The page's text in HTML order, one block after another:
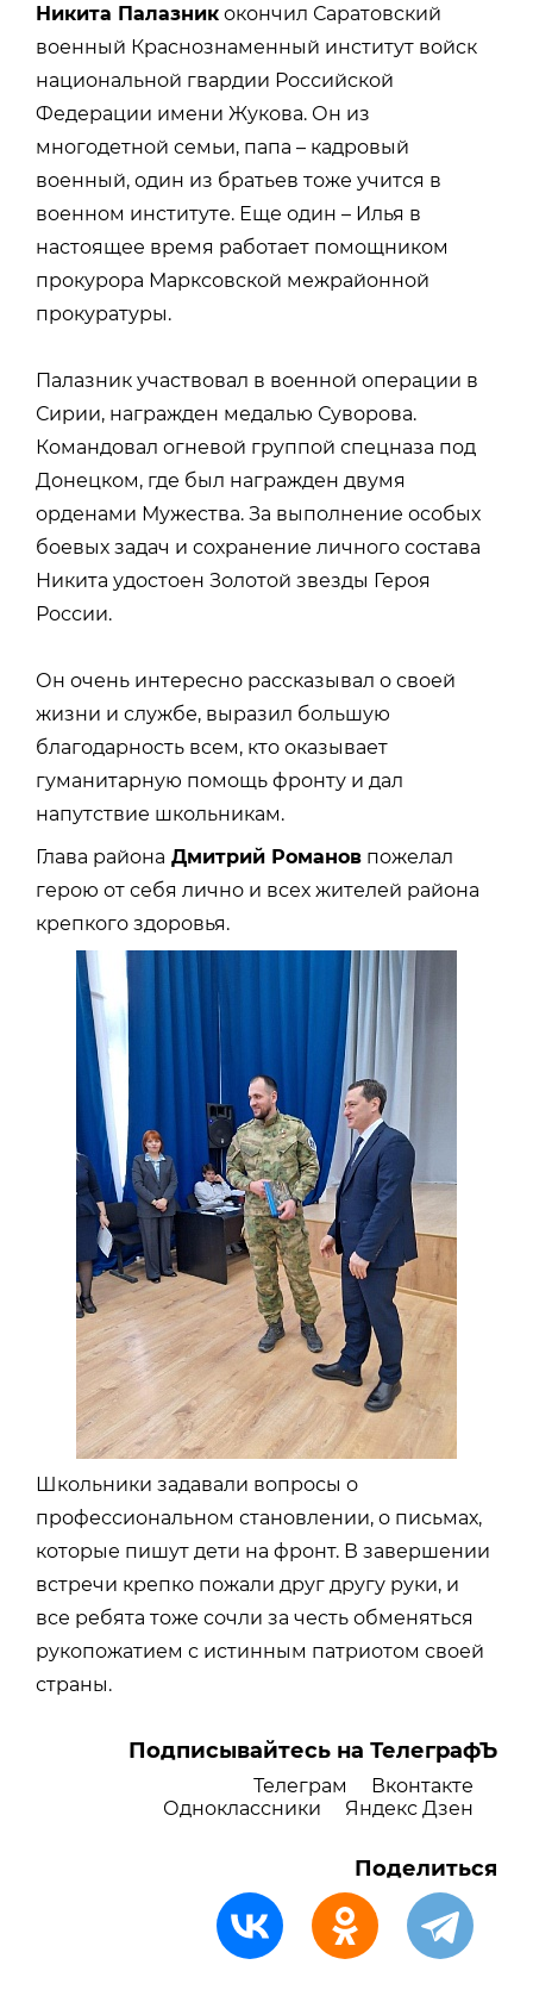
Никита Палазник окончил Саратовский
военный Краснознаменный институт войск
национальной гвардии Российской
Федерации имени Жукова. Он из
многодетной семьи, папа – кадровый
военный, один из братьев тоже учится в
военном институте. Еще один – Илья в
настоящее время работает помощником
прокурора Марксовской межрайонной
прокуратуры.
Палазник участвовал в военной операции в
Сирии, награжден медалью Суворова.
Командовал огневой группой спецназа под
Донецком, где был награжден двумя
орденами Мужества. За выполнение особых
боевых задач и сохранение личного состава
Никита удостоен Золотой звезды Героя
России.
Он очень интересно рассказывал о своей
жизни и службе, выразил большую
благодарность всем, кто оказывает
гуманитарную помощь фронту и дал
напутствие школьникам.
Глава района Дмитрий Романов пожелал
герою от себя лично и всех жителей района
крепкого здоровья.
Школьники задавали вопросы о
профессиональном становлении, о письмах,
которые пишут дети на фронт. В завершении
встречи крепко пожали друг другу руки, и
все ребята тоже сочли за честь обменяться
рукопожатием с истинным патриотом своей
страны.
Подписывайтесь на ТелеграфЪ
Телеграм
Вконтакте
Одноклассники
Яндекс Дзен
Поделиться